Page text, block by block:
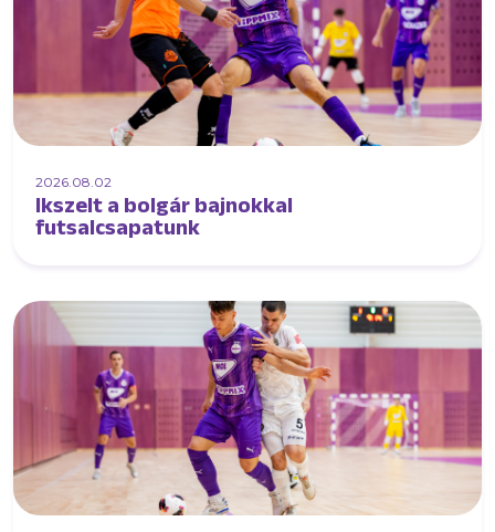
2026.08.02
Ikszelt a bolgár bajnokkal
futsalcsapatunk